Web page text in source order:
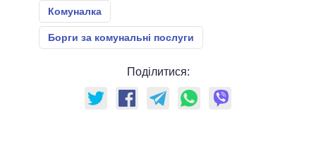
Комуналка
Борги за комунальні послуги
Поділитися: